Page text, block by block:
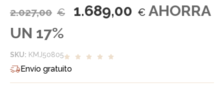
2.027,00 € 1.689,00 € AHORRA
UN 17%
SKU: KMJ50805
Envío gratuito